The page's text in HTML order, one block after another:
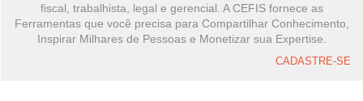
fiscal, trabalhista, legal e gerencial. A CEFIS fornece as
Ferramentas que você precisa para Compartilhar Conhecimento,
Inspirar Milhares de Pessoas e Monetizar sua Expertise.
CADASTRE-SE